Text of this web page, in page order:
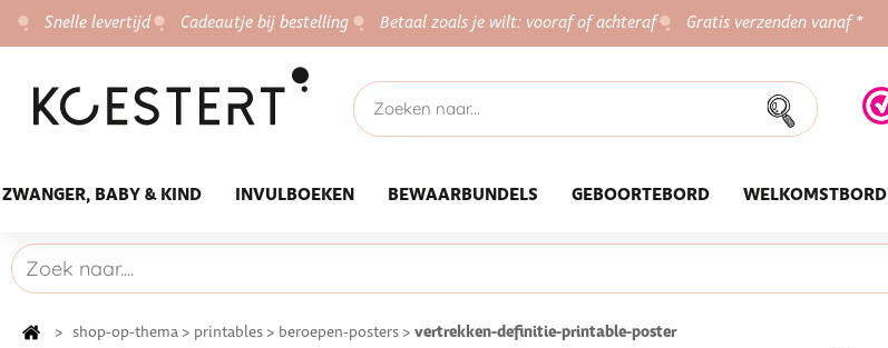
Snelle levertijd Cadeautje bij bestelling Betaal zoals je wilt: vooraf of achteraf Gratis verzenden vanaf *
ZWANGER, BABY & KIND INVULBOEKEN BEWAARBUNDELS GEBOORTEBORD WELKOMSTBORD
> shop-op-thema > printables > beroepen-posters > vertrekken-definitie-printable-poster